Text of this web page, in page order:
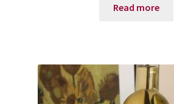
Read more